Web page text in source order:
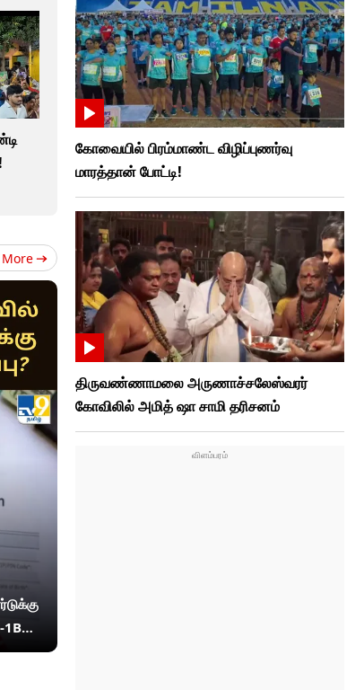
1B
கோவையில் பிரம்மாண்ட விழிப்புணர்வு
மாரத்தான் போட்டி!
திருவண்ணாமலை அருணாச்சலேஸ்வரர்
கோவிலில் அமித் ஷா சாமி தரிசனம்